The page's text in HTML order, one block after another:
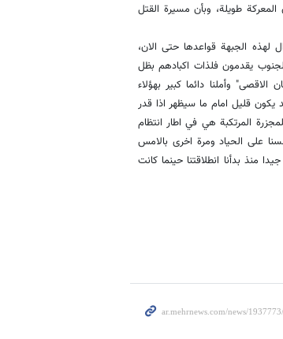
طويلة، وبأن مسيرة القتل
الجبهة قواعدها حتى الان،
يقدمون فلذات اكبادهم بظل
وأملنا دائما كبير بهؤلاء
يكون قليل امام ما سيظهر اذا قدر
المرتكبة هي في اطار انتظام
على الحياد ومرة اخرى بالامس
منذ بدأنا انطلاقتنا حينما كانت